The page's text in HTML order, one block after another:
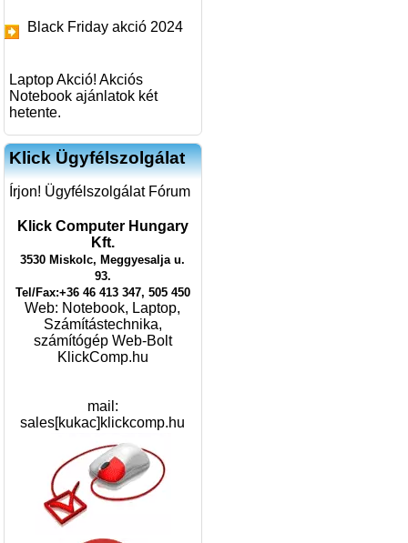
Black Friday akció 2024
Laptop Akció! Akciós
Notebook ajánlatok két
hetente.
Klick Ügyfélszolgálat
Írjon! Ügyfélszolgálat Fórum
Klick Computer Hungary
Kft.
3530 Miskolc, Meggyesalja u.
93.
Tel/Fax:+36 46 413 347, 505 450
Web: Notebook, Laptop,
Számítástechnika,
számítógép Web-Bolt
KlickComp.hu
mail:
sales[kukac]klickcomp.hu